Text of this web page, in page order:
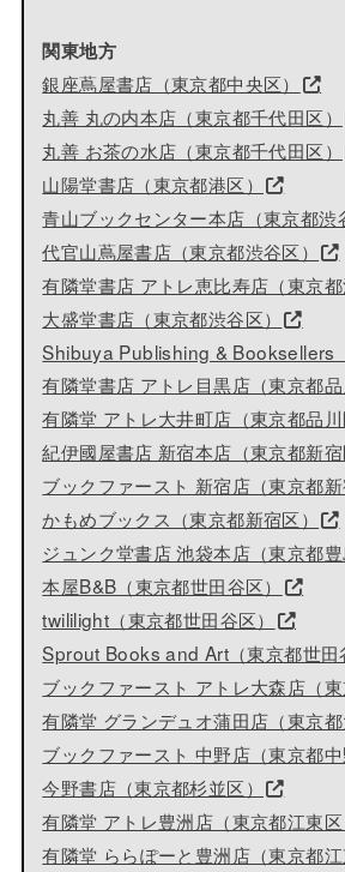
関東地方
銀座蔦屋書店（東京都中央区）
丸善 丸の内本店（東京都千代田区）
丸善 お茶の水店（東京都千代田区）
山陽堂書店（東京都港区）
青山ブックセンター本店（東京都渋
代官山蔦屋書店（東京都渋谷区）
有隣堂書店 アトレ恵比寿店（東京都
大盛堂書店（東京都渋谷区）
Shibuya Publishing & Booksellers
有隣堂書店 アトレ目黒店（東京都品
有隣堂 アトレ大井町店（東京都品川
紀伊國屋書店 新宿本店（東京都新宿
ブックファースト 新宿店（東京都新
かもめブックス（東京都新宿区）
ジュンク堂書店 池袋本店（東京都豊
本屋B&B（東京都世田谷区）
twililight（東京都世田谷区）
Sprout Books and Art（東京都世田
ブックファースト アトレ大森店（東
有隣堂 グランデュオ蒲田店（東京都
ブックファースト 中野店（東京都中
今野書店（東京都杉並区）
有隣堂 アトレ豊洲店（東京都江東区
有隣堂 ららぽーと豊洲店（東京都江